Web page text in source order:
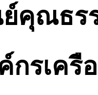
คุณธร
กรเค